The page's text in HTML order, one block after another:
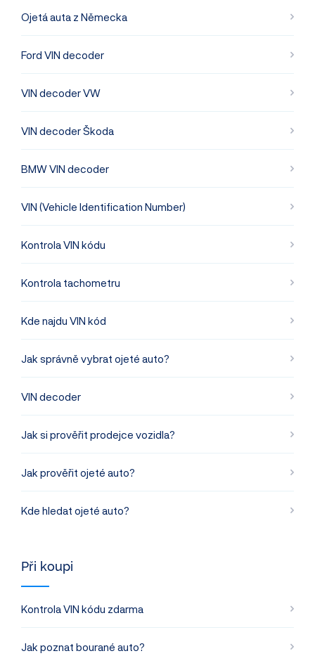
Ojetá auta z Německa
Ford VIN decoder
VIN decoder VW
VIN decoder Škoda
BMW VIN decoder
VIN (Vehicle Identification Number)
Kontrola VIN kódu
Kontrola tachometru
Kde najdu VIN kód
Jak správně vybrat ojeté auto?
VIN decoder
Jak si prověřit prodejce vozidla?
Jak prověřit ojeté auto?
Kde hledat ojeté auto?
Při koupi
Kontrola VIN kódu zdarma
Jak poznat bourané auto?